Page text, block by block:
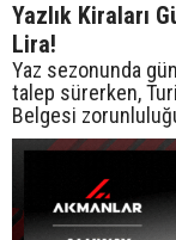
Yazlık Kiraları
Lira!
Yaz sezonunda
talep sürerken,
Belgesi